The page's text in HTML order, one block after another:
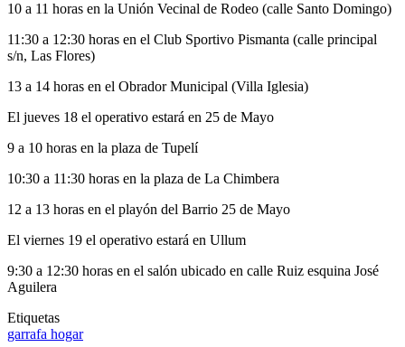
10 a 11 horas en la Unión Vecinal de Rodeo (calle Santo Domingo)
11:30 a 12:30 horas en el Club Sportivo Pismanta (calle principal
s/n, Las Flores)
13 a 14 horas en el Obrador Municipal (Villa Iglesia)
El jueves 18 el operativo estará en 25 de Mayo
9 a 10 horas en la plaza de Tupelí
10:30 a 11:30 horas en la plaza de La Chimbera
12 a 13 horas en el playón del Barrio 25 de Mayo
El viernes 19 el operativo estará en Ullum
9:30 a 12:30 horas en el salón ubicado en calle Ruiz esquina José
Aguilera
Etiquetas
garrafa hogar